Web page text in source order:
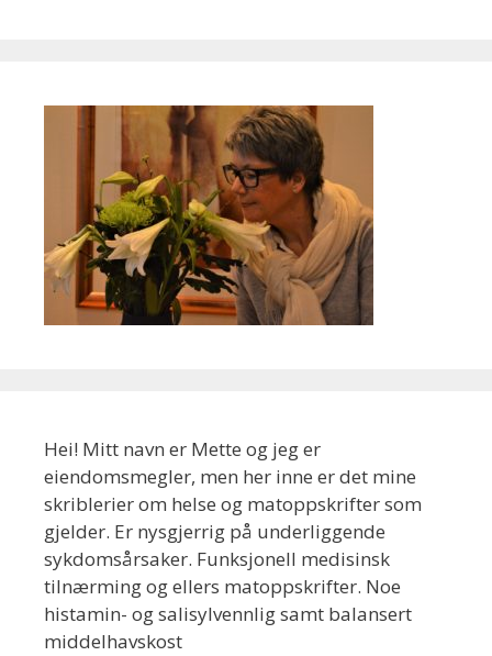
Hei! Mitt navn er Mette og jeg er
eiendomsmegler, men her inne er det mine
skriblerier om helse og matoppskrifter som
gjelder. Er nysgjerrig på underliggende
sykdomsårsaker. Funksjonell medisinsk
tilnærming og ellers matoppskrifter. Noe
histamin- og salisylvennlig samt balansert
middelhavskost